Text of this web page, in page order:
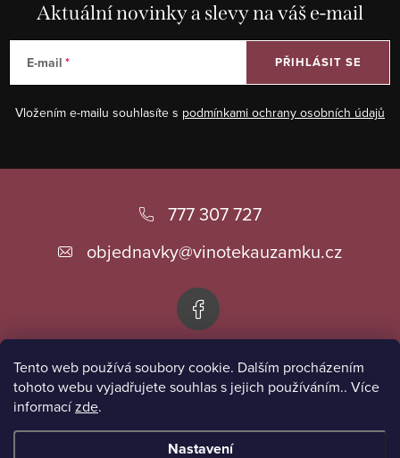
Tento web používá soubory cookie. Dalším procházením
tohoto webu vyjadřujete souhlas s jejich používáním.. Více
informacízde.
Nastavení
Aktuální novinky a slevy na váš e-mail
E-mail
Vložením e-mailu souhlasíte s podmínkami ochrany osobních údajů
PŘIHLÁSIT SE
777 307 727
objednavky@vinotekauzamku.cz
Informace pro vás
Přijímáme online platby